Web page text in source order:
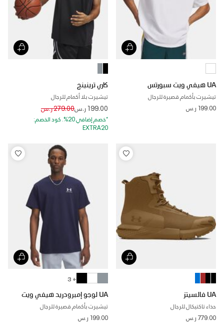
UA هيفي ويت سبورتس
تيشيرت بأكمام قصيرة للرجال
199.00 ر.س
كاري ترينينج
تيشيرت بلا أكمام للرجال
199.00 ر.س Price reduced from
279.00 ر.س to
*خصم إضافي 20%. كود الخصم:
EXTRA20
UA فالسيتز
حذاء تاكتيكال للرجال
779.00 ر.س
+ 3
UA لوجو إمبرودريد هيفي ويت
تيشيرت بأكمام قصيرة للرجال
199.00 ر.س